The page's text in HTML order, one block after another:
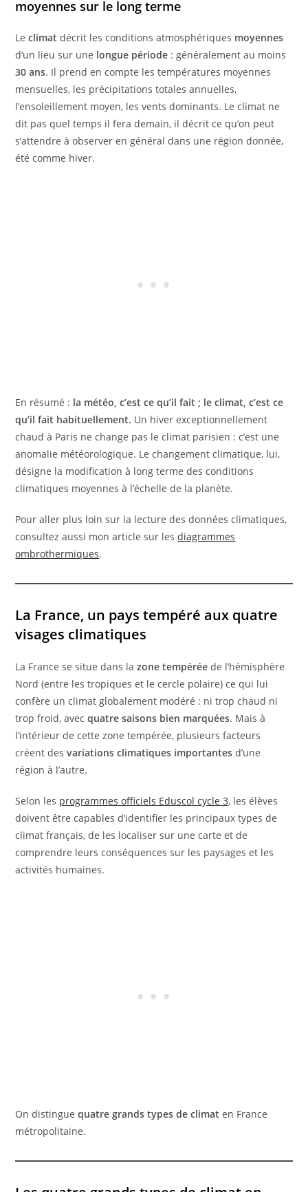
moyennes sur le long terme
Leclimat décrit les conditions atmosphériques moyennes
d’un lieu sur une longue période : généralement au moins
30 ans. Il prend en compte les températures moyennes
mensuelles, les précipitations totales annuelles,
l’ensoleillement moyen, les vents dominants. Le climat ne
dit pas quel temps il fera demain, il décrit ce qu’on peut
s’attendre à observer en général dans une région donnée,
été comme hiver.
En résumé : la météo, c’est ce qu’il fait ; le climat, c’est ce
qu’il fait habituellement. Un hiver exceptionnellement
chaud à Paris ne change pas le climat parisien : c’est une
anomalie météorologique. Le changement climatique, lui,
désigne la modification à long terme des conditions
climatiques moyennes à l’échelle de la planète.
Pour aller plus loin sur la lecture des données climatiques,
consultez aussi mon article sur lesdiagrammes
ombrothermiques.
La France, un pays tempéré aux quatre
visages climatiques
La France se situe dans lazone tempérée de l’hémisphère
Nord (entre les tropiques et le cercle polaire) ce qui lui
confère un climat globalement modéré : ni trop chaud ni
trop froid, avecquatre saisons bien marquées. Mais à
l’intérieur de cette zone tempérée, plusieurs facteurs
créent desvariations climatiques importantes d’une
région à l’autre.
Selon les programmes officiels Eduscol cycle 3, les élèves
doivent être capables d’identifier les principaux types de
climat français, de les localiser sur une carte et de
comprendre leurs conséquences sur les paysages et les
activités humaines.
On distinguequatre grands types de climat en France
métropolitaine.